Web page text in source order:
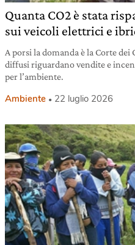
Quanta CO2 è stata
sui veicoli elettrici e
A porsi la domanda è la Corte
diffusi riguardano vendite e
per l’ambiente.
Ambiente 22 luglio 2026